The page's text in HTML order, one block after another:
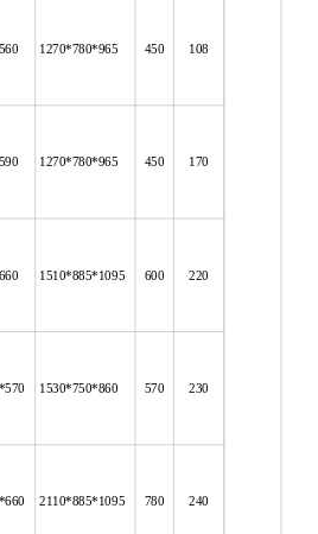
1270*780*965 450 108
1270*780*965 450 170
1510*885*1095 600 220
1530*750*860 570 230
2110*885*1095 780 240